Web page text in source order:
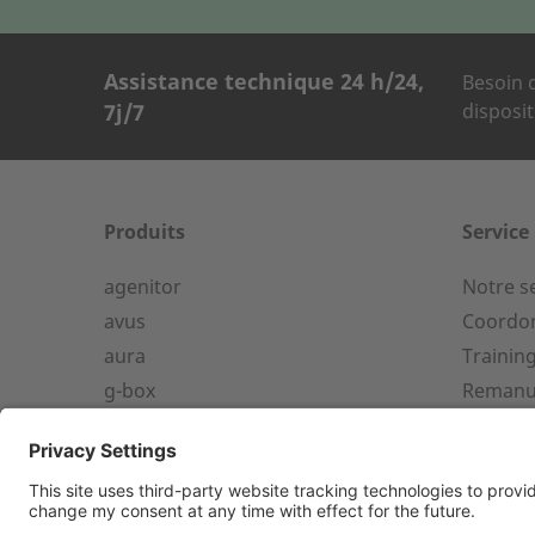
FORMULAIRE
Assistance technique 24 h/24,
7j/7
Besoin
Service 24/24 dès 50 kW
Service d'assistance
pour une installation à partir de
+33 2 23 27 86 66
Produits
agenitor
avus
aura
g-box
Service
Notre